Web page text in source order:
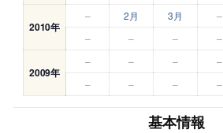
2010年
– 2月 3月 –
– – – –
2009年
– – – –
–
– – –
基本情報